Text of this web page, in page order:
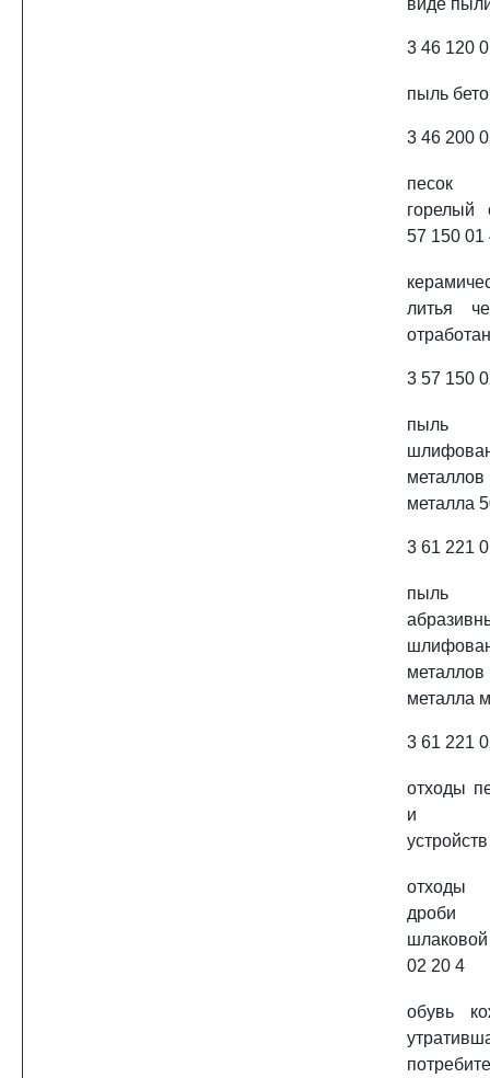
виде
3 46 120
пыль
3 46 200
песок
горелый
57 150 01
литья
3 57 150
пыль
металла
3 61 221
пыль
металла
3 61 221
отходы
и
отходы
дроби
02 20 4
обувь